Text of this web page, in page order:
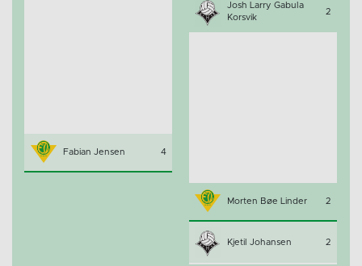
Fabian Jensen 4
Josh Larry Gabula
Korsvik
2
Morten Bøe Linder 2
Kjetil Johansen 2